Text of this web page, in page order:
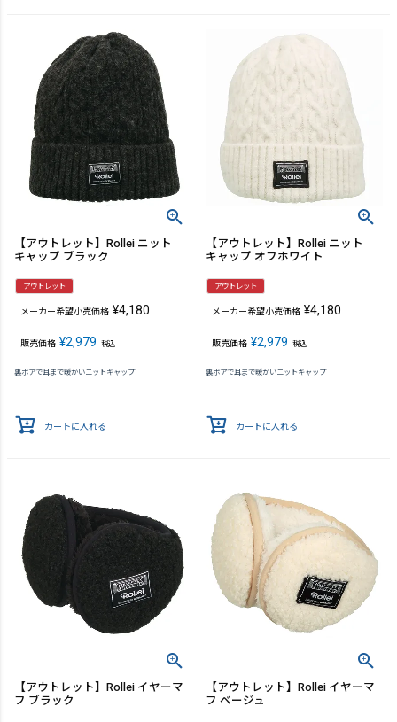
【アウトレット】Rollei ニット
キャップ ブラック
アウトレット
メーカー希望小売価格 ¥4,180
販売価格 ¥2,979 税込
裏ボアで耳まで暖かいニットキャップ
カートに入れる
【アウトレット】Rollei ニット
キャップ オフホワイト
アウトレット
メーカー希望小売価格 ¥4,180
販売価格 ¥2,979 税込
裏ボアで耳まで暖かいニットキャップ
カートに入れる
【アウトレット】Rollei イヤーマ
フ ブラック
【アウトレット】Rollei イヤーマ
フ ベージュ